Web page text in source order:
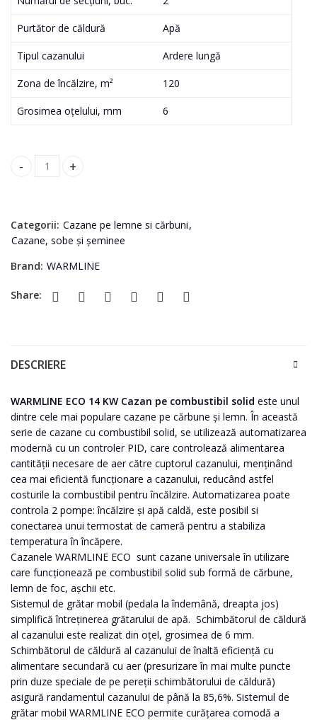
Purtător de căldură Apă
Tipul cazanului Ardere lungă
Zona de încălzire, m² 120
Grosimea oțelului, mm 6
WARMLINE ECO 14 KW Cazan pe combustibil solid quantity
Categorii: Cazane pe lemne si cărbuni,
Cazane, sobe și șeminee
Brand: WARMLINE
Share:
DESCRIERE
WARMLINE ECO 14 KW Cazan pe combustibil solid este unul
dintre cele mai populare cazane pe cărbune și lemn. În această
serie de cazane cu combustibil solid, se utilizează automatizarea
modernă cu un controler PID, care controlează alimentarea
cantității necesare de aer către cuptorul cazanului, menținând
cea mai eficientă funcționare a cazanului, reducând astfel
costurile la combustibil pentru încălzire. Automatizarea poate
controla 2 pompe: încălzire și apă caldă, este posibil si
conectarea unui termostat de cameră pentru a stabiliza
temperatura în încăpere.
Cazanele WARMLINE ECO sunt cazane universale în utilizare
care funcționează pe combustibil solid sub formă de cărbune,
lemn de foc, așchii etc.
Sistemul de grătar mobil (pedala la îndemână, dreapta jos)
simplifică întreținerea grătarului de apă. Schimbătorul de căldură
al cazanului este realizat din oțel, grosimea de 6 mm.
Schimbătorul de căldură al cazanului de înaltă eficiență cu
alimentare secundară cu aer (presurizare în mai multe puncte
prin duze speciale de pe pereții schimbătorului de căldură)
asigură randamentul cazanului de până la 85,6%. Sistemul de
grătar mobil WARMLINE ECO permite curățarea comodă a